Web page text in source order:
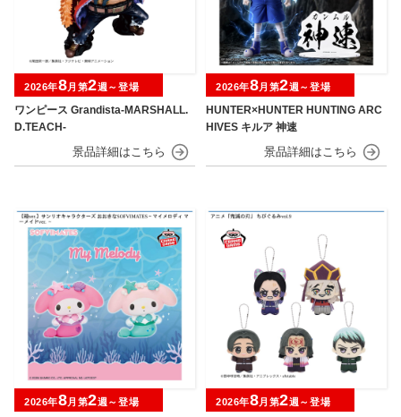
ワンピース Grandista-MARSHALL.
D.TEACH-
2026年8月第2週～登場
HUNTER×HUNTER HUNTING ARC
HIVES キルア 神速
2026年8月第2週～登場
2026年8月第2週～登場 2026年8月第2週～登場